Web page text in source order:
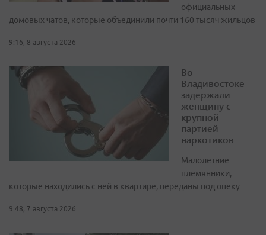
официальных
домовых чатов, которые объединили почти 160 тысяч жильцов
9:16, 8 августа 2026
Во
Владивостоке
задержали
женщину с
крупной
партией
наркотиков
Малолетние
племянники,
которые находились с ней в квартире, переданы под опеку
9:48, 7 августа 2026